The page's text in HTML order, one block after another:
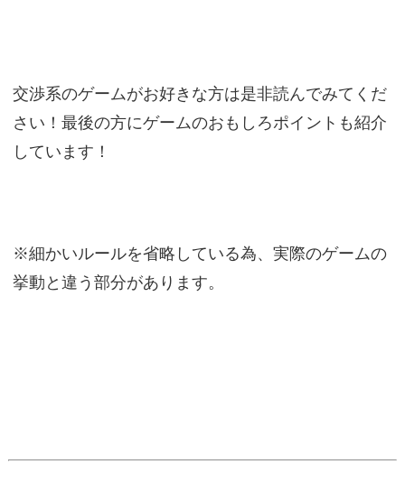
交渉系のゲームがお好きな方は是非読んでみてくだ
さい！最後の方にゲームのおもしろポイントも紹介
しています！
※細かいルールを省略している為、実際のゲームの
挙動と違う部分があります。